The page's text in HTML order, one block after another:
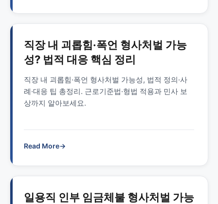
직장 내 괴롭힘·폭언 형사처벌 가능
성? 법적 대응 핵심 정리
직장 내 괴롭힘·폭언 형사처벌 가능성, 법적 정의·사
례·대응 팁 총정리. 근로기준법·형법 적용과 민사 보
상까지 알아보세요.
Read More→
일용직 인부 임금체불 형사처벌 가능